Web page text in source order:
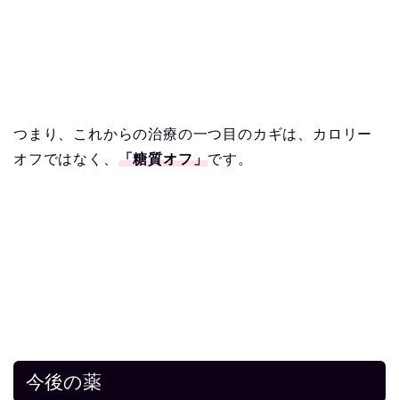
つまり、これからの治療の一つ目のカギは、カロリー
オフではなく、 「糖質オフ」です。
今後の薬